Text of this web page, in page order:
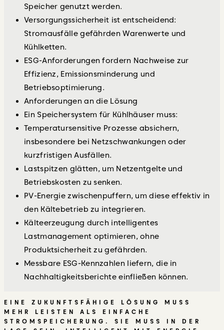
Speicher genutzt werden.
Versorgungssicherheit ist entscheidend:
Stromausfälle gefährden Warenwerte und
Kühlketten.
ESG-Anforderungen fordern Nachweise zur
Effizienz, Emissionsminderung und
Betriebsoptimierung.
Anforderungen an die Lösung
Ein Speichersystem für Kühlhäuser muss:
Temperatursensitive Prozesse absichern,
insbesondere bei Netzschwankungen oder
kurzfristigen Ausfällen.
Lastspitzen glätten, um Netzentgelte und
Betriebskosten zu senken.
PV-Energie zwischenpuffern, um diese effektiv in
den Kältebetrieb zu integrieren.
Kälteerzeugung durch intelligentes
Lastmanagement optimieren, ohne
Produktsicherheit zu gefährden.
Messbare ESG-Kennzahlen liefern, die in
Nachhaltigkeitsberichte einfließen können.
EINE ZUKUNFTSFÄHIGE LÖSUNG MUSS
MEHR LEISTEN ALS EINFACHE
STROMSPEICHERUNG. SIE MUSS IN DER